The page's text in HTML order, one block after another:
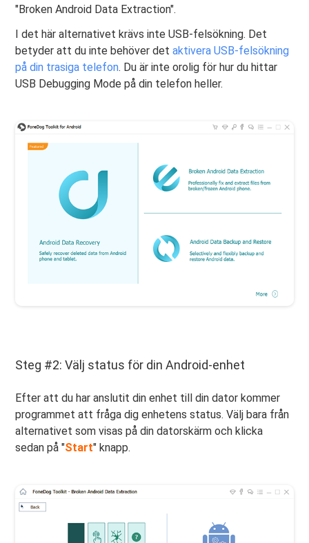
"Broken Android Data Extraction".
I det här alternativet krävs inte USB-felsökning. Det
betyder att du inte behöver detaktivera USB-felsökning
på din trasiga telefon. Du är inte orolig för hur du hittar
USB Debugging Mode på din telefon heller.
Steg #2: Välj status för din Android-enhet
Efter att du har anslutit din enhet till din dator kommer
programmet att fråga dig enhetens status. Välj bara från
alternativet som visas på din datorskärm och klicka
sedan på "Start" knapp.